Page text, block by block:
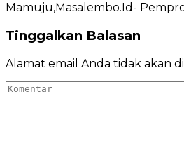
Mamuju,Masalembo.Id-
Tinggalkan Balasan
Alamat email Anda tidak akan